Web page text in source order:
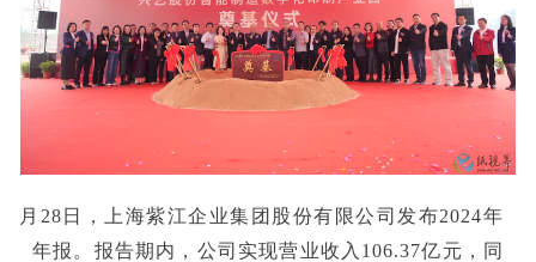
月28日，上海紫江企业集团股份有限公司发布2024年
年报。报告期内，公司实现营业收入106.37亿元，同